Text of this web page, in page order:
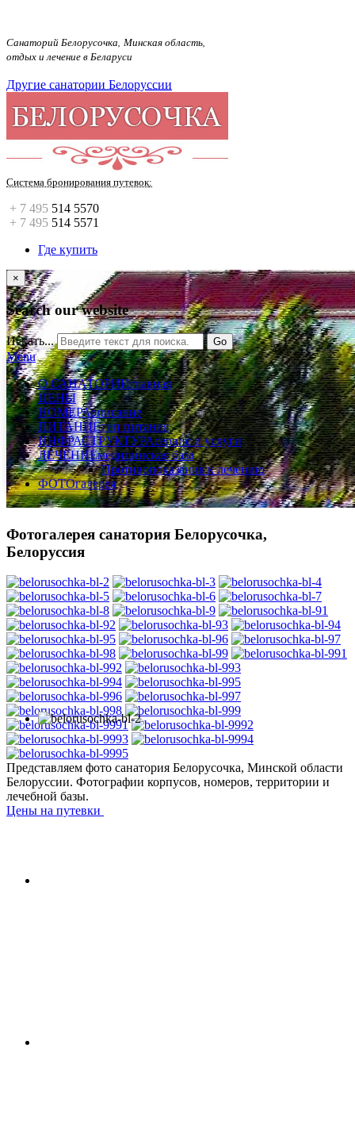
Санаторий Белорусочка, Минская область,
отдых и лечение в Беларуси
Другие санатории Белоруссии
Система бронирования путевок:
+ 7 495 514 5570
+ 7 495 514 5571
Где купить
×
Search our website
Искать... Go
Menu
О САНАТОРИИглавная
ЦЕНЫ
НОМЕРАописание
ПИТАНИЕтип питания
ИНФРАСТРУКТУРАсервис и услуги
ЛЕЧЕНИЕмедицинская база
Противопоказания к лечению
ФОТОгалерея
Фотогалерея санатория Белорусочка,
Белоруссия
Представляем фото санатория Белорусочка, Минской области
Белоруссии. Фотографии корпусов, номеров, территории и
лечебной базы.
Цены на путевки